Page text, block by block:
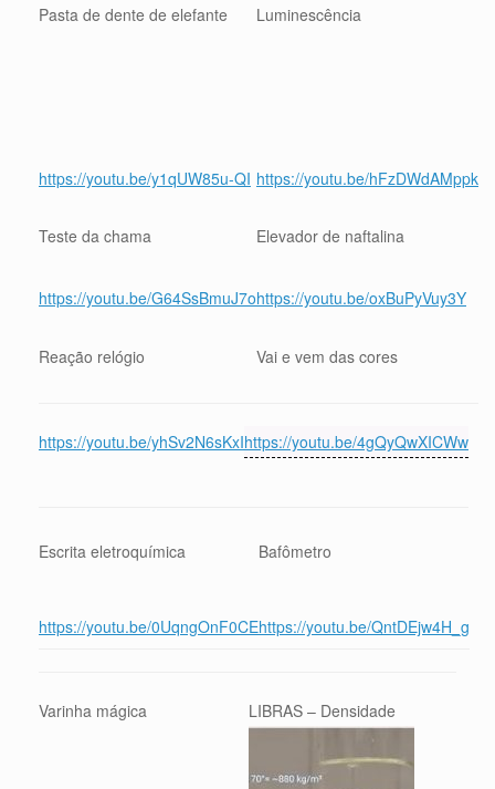
Pasta de dente de elefante Luminescência
https://youtu.be/y1qUW85u-QI https://youtu.be/hFzDWdAMppk
Teste da chama Elevador de naftalina
https://youtu.be/G64SsBmuJ7ohttps://youtu.be/oxBuPyVuy3Y
Reação relógio Vai e vem das cores
https://youtu.be/yhSv2N6sKxIhttps://youtu.be/4gQyQwXICWw
Escrita eletroquímica Bafômetro
https://youtu.be/0UqngOnF0CEhttps://youtu.be/QntDEjw4H_g
Varinha mágica LIBRAS – Densidade